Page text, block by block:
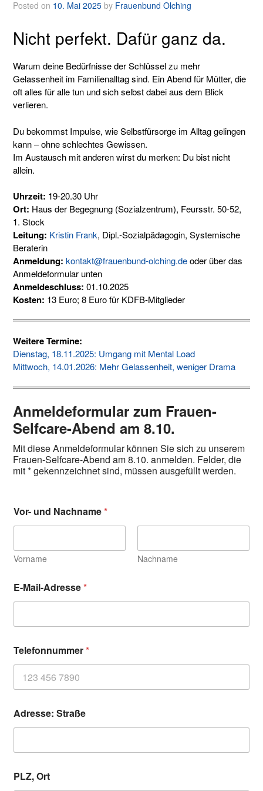
Posted on 10. Mai 2025 by Frauenbund Olching
Nicht perfekt. Dafür ganz da.
Warum deine Bedürfnisse der Schlüssel zu mehr
Gelassenheit im Familienalltag sind. Ein Abend für Mütter, die
oft alles für alle tun und sich selbst dabei aus dem Blick
verlieren.
Du bekommst Impulse, wie Selbstfürsorge im Alltag gelingen
kann – ohne schlechtes Gewissen.
Im Austausch mit anderen wirst du merken: Du bist nicht
allein.
Uhrzeit: 19-20.30 Uhr
Ort: Haus der Begegnung (Sozialzentrum), Feursstr. 50-52,
1. Stock
Leitung: Kristin Frank, Dipl.-Sozialpädagogin, Systemische
Beraterin
Anmeldung: kontakt@frauenbund-olching.deoder über das
Anmeldeformular unten
Anmeldeschluss:01.10.2025
Kosten: 13 Euro; 8 Euro für KDFB-Mitglieder
Weitere Termine:
Dienstag, 18.11.2025: Umgang mit Mental Load
Mittwoch, 14.01.2026: Mehr Gelassenheit, weniger Drama
Anmeldeformular zum Frauen-
Selfcare-Abend am 8.10.
Mit diese Anmeldeformular können Sie sich zu unserem
Frauen-Selfcare-Abend am 8.10. anmelden. Felder, die
mit * gekennzeichnet sind, müssen ausgefüllt werden.
Vor- und Nachname*
Vorname Nachname
E-Mail-Adresse*
Telefonnummer*
Adresse: Straße
PLZ, Ort